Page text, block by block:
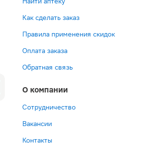
Как сделать заказ
Правила применения скидок
Оплата заказа
Обратная связь
О компании
Сотрудничество
Вакансии
Контакты